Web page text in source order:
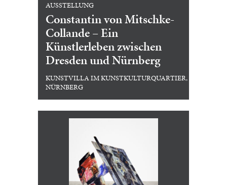
AUSSTELLUNG
Constantin von Mitschke-
Collande – Ein
Künstlerleben zwischen
Dresden und Nürnberg
KUNSTVILLA IM KUNSTKULTURQUARTIER,
NÜRNBERG